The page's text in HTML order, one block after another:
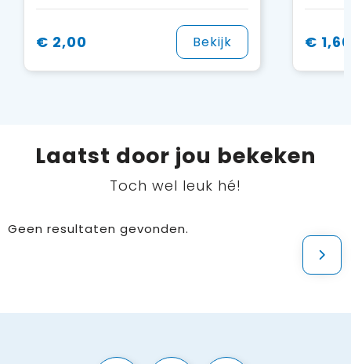
€ 2,00 Bekijk € 1,60
Laatst door jou bekeken
Toch wel leuk hé!
Geen resultaten gevonden.